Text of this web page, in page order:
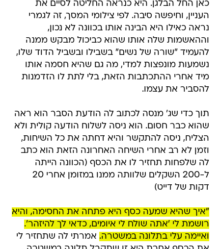
כאן החל הבלגן. היא כנראה החליטה לסיים את
העניין, וחיפשה סיבה. לפי צילומי המסך, זה לגמרי
נראה כאילו היא הבינה אותו בכוונה לא נכון,
וההאשמות שלה אותו שהוא כביכול מבקש ממנה
להעמיד "שורה של נשים" בשבילו ובשביל הדוד שלו,
נשמעות מונפצות למדי, מה גם שהיא חסמה אותו
מיד אחרי ההתכתבות הזאת, בלי לתת לו הזדמנות
להסביר את עצמו.
תוך כדי שג' מנסה לכתוב לה הודעת הסבר הוא ראה
שהוא כבר חסום. הוא ניסה לשלוח הודעה קולית ולא
הצליח, ניסה להתקשר והיא דחתה את כל השיחות,
וזמן לא רב אחרי השיחה האחרונה הזאת הוא כתב
לה שלפחות תחזיר לו את הכסף (הכוונה הייתה
ל-200 השקלים שלוותה ממנו במזומן אחרי 20
דקות של דייט)
"איך שהיא שמעה כסף היא פתחה את החסימה, והיא
רושמת לי 'אתה שולח לי איומים, כדאי לך להיזהר'.
ואיימה עלי בתלונה במשטרה. אמרתי לה שתחזיר לי